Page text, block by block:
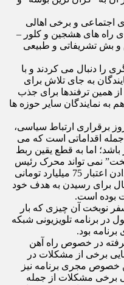
اجتماعی و برخی اهالی
تومان برای راه های هشجین و کلور –
بش تشریفاتی و طبیعی
را دنبال می کردند و با
به جای تلاش برای
از همین ترفندها برای جذب
به نمایندگان سایر حوزه ها
برقراری ارتباط سیاسی،
اقداماتی است که می
باشد؛ اما به قطع یقین ربط
نمی تواند محرک رئیس
سازمان برنامه و بودجه کشور برای دادن اعتبار 75 میلیارد تومانی
برای رسیدن به هدف خود
بوده است.
در سفر نوبخت آن چیزی که بار
برنامه تلویزیونی شبکه
بود.
در خصوص راه آهن
برخی از مشکلات در
خصوص مجری برنامه نیز
برخی مشکلات از جمله